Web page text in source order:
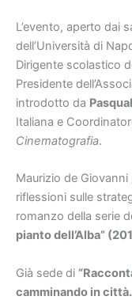
L’evento, aperto dai
dell’Università di
Dirigente scolastico
Presidente
introdotto da
Italiana e
Cinematografia.
Maurizio de
riflessioni sulle
romanzo della serie
pianto dell’Alba”
Già sede di
camminando in